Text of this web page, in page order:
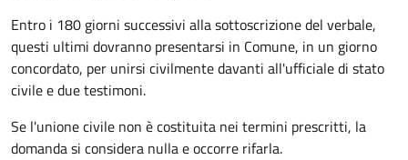
Entro i 180 giorni successivi alla sottoscrizione del verbale,
questi ultimi dovranno presentarsi in Comune, in un giorno
concordato, per unirsi civilmentedavanti all'ufficiale di stato
civilee due testimoni.
Se l'unione civile non è costituita nei termini prescritti, la
domanda si considera nulla e occorre rifarla.